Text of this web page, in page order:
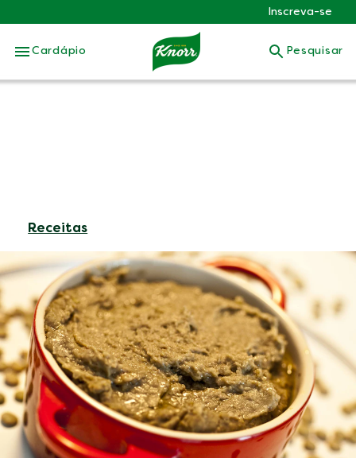
Skip to:
Inscreva-se
Cardápio Pesquisar
Receitas